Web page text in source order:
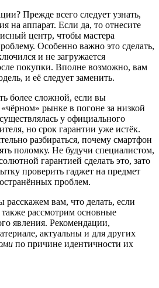
Прежде всего следует узнать,
на аппарат. Если да, то отнесите
центр, чтобы мастера
Особенно важно это сделать,
и не загружается
покупки. Вполне возможно, вам
и её следует заменить.
более сложной, если вы
рынке в погоне за низкой
у официального
но срок гарантии уже истёк.
разбираться, почему смартфон
поломку. Не будучи специалистом,
гарантией сделать это, зато
проверить гаджет на предмет
проблем.
расскажем вам, что делать, если
рассмотрим основные
явления. Рекомендации,
актуальны и для других
по причине идентичности их